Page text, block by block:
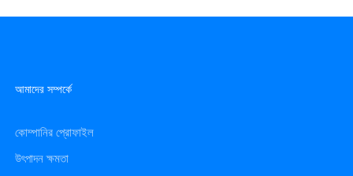
আমাদের সম্পর্কে
কোম্পানির প্রোফাইল
উৎপাদন ক্ষমতা